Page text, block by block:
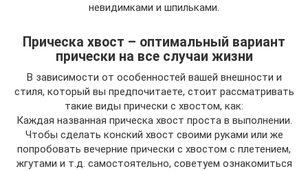
невидимками и шпильками.
Прическа хвост – оптимальный вариант
прически на все случаи жизни
В зависимости от особенностей вашей внешности и
стиля, который вы предпочитаете, стоит рассматривать
такие виды прически с хвостом, как:
Каждая названная прическа хвост проста в выполнении.
Чтобы сделать конский хвост своими руками или же
попробовать вечерние прически с хвостом с плетением,
жгутами и т.д. самостоятельно, советуем ознакомиться